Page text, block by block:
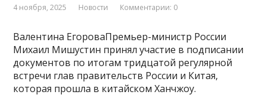
4 ноября, 2025 Новости Комментарии: 0
Валентина ЕгороваПремьер-министр России
Михаил Мишустин принял участие в подписании
документов по итогам тридцатой регулярной
встречи глав правительств России и Китая,
которая прошла в китайском Ханчжоу.